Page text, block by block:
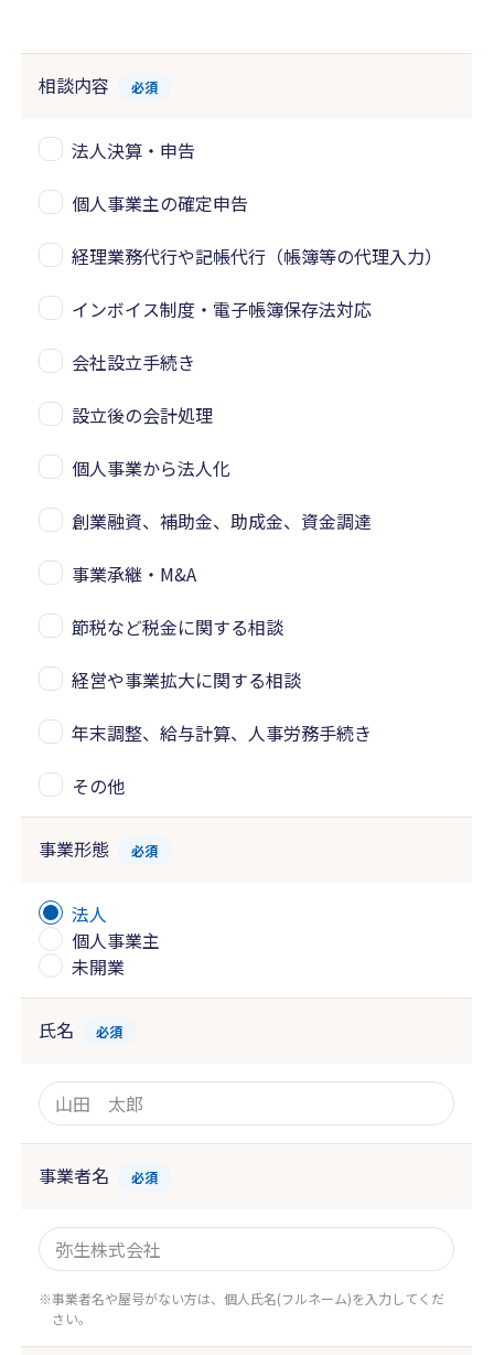
相談内容 必須
法人決算・申告
個人事業主の確定申告
経理業務代行や記帳代行（帳簿等の代理入力）
インボイス制度・電子帳簿保存法対応
会社設立手続き
設立後の会計処理
個人事業から法人化
創業融資、補助金、助成金、資金調達
事業承継・M&A
節税など税金に関する相談
経営や事業拡大に関する相談
年末調整、給与計算、人事労務手続き
その他
事業形態 必須
法人
個人事業主
未開業
氏名 必須
事業者名 必須
事業者名や屋号がない方は、個人氏名(フルネーム)を入力してくだ
さい。